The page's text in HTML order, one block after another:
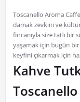
Toscanello Aroma
damak zevkini ve
fincanıyla size tatlı bir
yaşamak için bugün bir
keyfini çıkarmak için
Kahve